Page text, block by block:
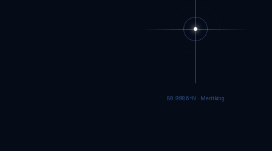
89.9984°N · Meritking